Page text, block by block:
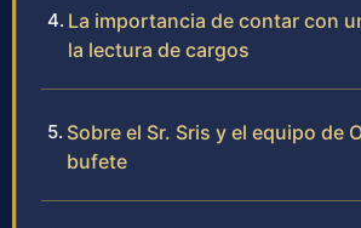
La importancia de contar con
la lectura de cargos
Sobre el Sr. Sris y el equipo de
bufete